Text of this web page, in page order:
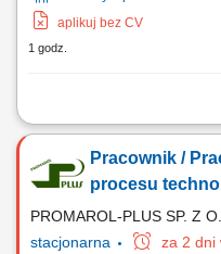
aplikuj bez CV
1 godz.
Co będziesz robić?
gotowy zgrzew. Pracować w
planistami. Dbać o czystość,
Pracownik /
procesu
PROMAROL-PLUS SP. Z
stacjonarna
za 2 dni